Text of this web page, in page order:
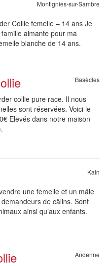
Montignies-sur-Sambre
Collie femelle – 14 ans Je
aimante pour ma
blanche de 14 ans.
Basècles
collie pure race. Il nous
sont réservées. Voici le
Elevés dans notre maison
Kain
une femelle et un mâle
de câlins. Sont
ainsi qu’aux enfants.
Andenne